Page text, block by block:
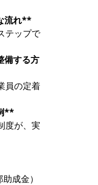
流れ**
テップで
備する方
員の定着
**
度が、実
成金）